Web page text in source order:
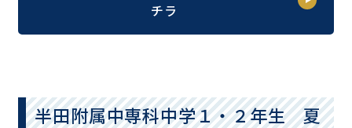
チラ
半田附属中専科中学１・２年生 夏